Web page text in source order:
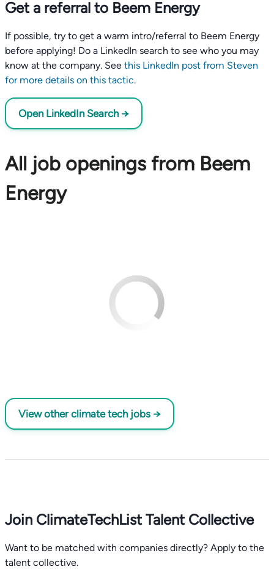
Get a referral to Beem Energy
If possible, try to get a warm intro/referral to Beem Energy
before applying! Do a LinkedIn search to see who you may
know at the company. See this LinkedIn post from Steven
for more details on this tactic.
Open LinkedIn Search →
All job openings from Beem
Energy
View other climate tech jobs →
Join ClimateTechList Talent Collective
Want to be matched with companies directly? Apply to the
talent collective.